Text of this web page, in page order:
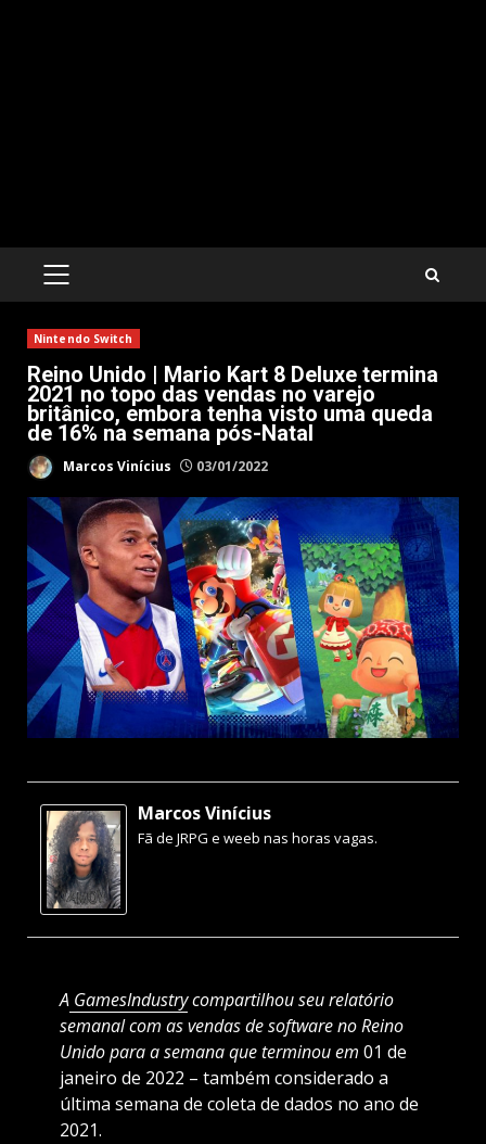
PRIMARY
Nintendo Switch
Reino Unido | Mario Kart 8 Deluxe termina
2021 no topo das vendas no varejo
britânico, embora tenha visto uma queda
de 16% na semana pós-Natal
Marcos Vinícius 03/01/2022
Marcos Vinícius
Fã de JRPG e weeb nas horas vagas.
AGamesIndustrycompartilhou seu relatório
semanal com as vendas de software no Reino
Unido para a semana que terminou em 01 de
janeiro de 2022 – também considerado a
última semana de coleta de dados no ano de
2021.